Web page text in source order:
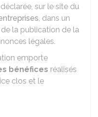
sur le site du
, dans un
la publication de la
légales.
emporte
bénéfices réalisés
clos et le